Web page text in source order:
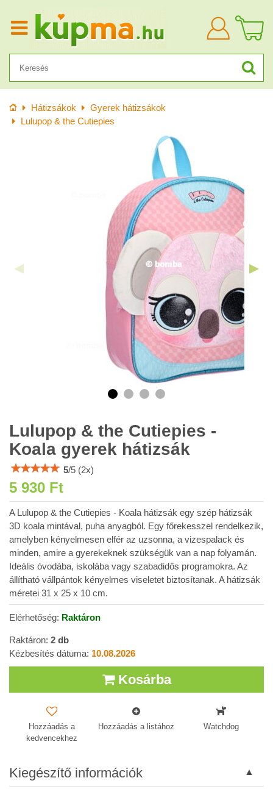
KezdőlapHátizsákok
Gyerek hátizsákok
Lulupop & the Cutiepies
Lulupop & the Cutiepies -
Koala gyerek hátizsák
5/5 (2x)
5 930 Ft
A Lulupop & the Cutiepies - Koala hátizsák egy szép hátizsák
3D koala mintával, puha anyagból. Egy főrekesszel rendelkezik,
amelyben kényelmesen elfér az uzsonna, a vizespalack és
minden, amire a gyerekeknek szükségük van a nap folyamán.
Ideális óvodába, iskolába vagy szabadidős programokra. Az
állítható vállpántok kényelmes viseletet biztosítanak. A hátizsák
méretei 31 x 25 x 10 cm.
Elérhetőség: Raktáron
Raktáron: 2 db
Kézbesítés dátuma: 10.08.2026
Kosárba
Hozzáadás a
kedvencekhez
Hozzáadás a listához Watchdog
Kiegészítő információk